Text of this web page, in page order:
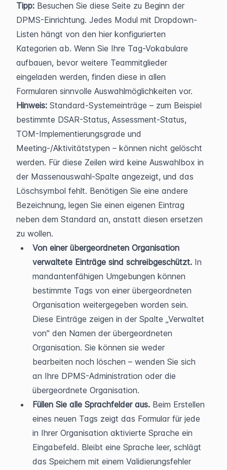
Tipp: Besuchen Sie diese Seite zu Beginn der
DPMS-Einrichtung. Jedes Modul mit Dropdown-
Listen hängt von den hier konfigurierten
Kategorien ab. Wenn Sie Ihre Tag-Vokabulare
aufbauen, bevor weitere Teammitglieder
eingeladen werden, finden diese in allen
Formularen sinnvolle Auswahlmöglichkeiten vor.
Hinweis: Standard-Systemeinträge – zum Beispiel
bestimmte DSAR-Status, Assessment-Status,
TOM-Implementierungsgrade und
Meeting-/Aktivitätstypen – können nicht gelöscht
werden. Für diese Zeilen wird keine Auswahlbox in
der Massenauswahl-Spalte angezeigt, und das
Löschsymbol fehlt. Benötigen Sie eine andere
Bezeichnung, legen Sie einen eigenen Eintrag
neben dem Standard an, anstatt diesen ersetzen
zu wollen.
Von einer übergeordneten Organisation
verwaltete Einträge sind schreibgeschützt. In
mandantenfähigen Umgebungen können
bestimmte Tags von einer übergeordneten
Organisation weitergegeben worden sein.
Diese Einträge zeigen in der Spalte „Verwaltet
von" den Namen der übergeordneten
Organisation. Sie können sie weder
bearbeiten noch löschen – wenden Sie sich
an Ihre DPMS-Administration oder die
übergeordnete Organisation.
Füllen Sie alle Sprachfelder aus. Beim Erstellen
eines neuen Tags zeigt das Formular für jede
in Ihrer Organisation aktivierte Sprache ein
Eingabefeld. Bleibt eine Sprache leer, schlägt
das Speichern mit einem Validierungsfehler